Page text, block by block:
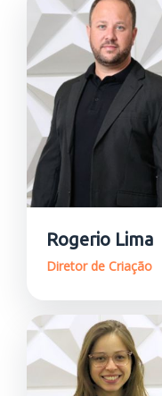
Rogerio Lima
Diretor de Criação